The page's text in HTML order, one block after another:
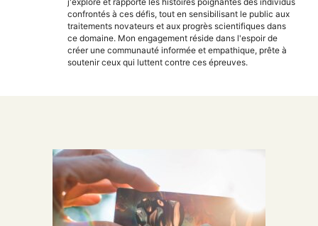
confrontés à ces défis, tout en sensibilisant le public aux
traitements novateurs et aux progrès scientifiques dans
ce domaine. Mon engagement réside dans l'espoir de
créer une communauté informée et empathique, prête à
soutenir ceux qui luttent contre ces épreuves.